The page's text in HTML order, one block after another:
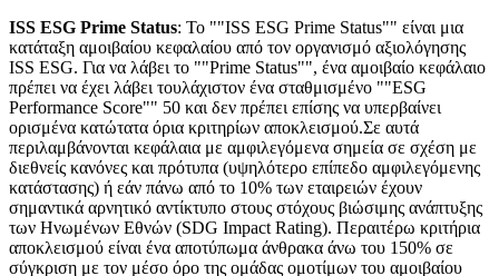
ISS ESG Prime Status: Το ""ISS ESG Prime Status"" είναι μια
κατάταξη αμοιβαίου κεφαλαίου από τον οργανισμό αξιολόγησης
ISS ESG. Για να λάβει το ""Prime Status"", ένα αμοιβαίο κεφάλαιο
πρέπει να έχει λάβει τουλάχιστον ένα σταθμισμένο ""ESG
Performance Score"" 50 και δεν πρέπει επίσης να υπερβαίνει
ορισμένα κατώτατα όρια κριτηρίων αποκλεισμού.Σε αυτά
περιλαμβάνονται κεφάλαια με αμφιλεγόμενα σημεία σε σχέση με
διεθνείς κανόνες και πρότυπα (υψηλότερο επίπεδο αμφιλεγόμενης
κατάστασης) ή εάν πάνω από το 10% των εταιρειών έχουν
σημαντικά αρνητικό αντίκτυπο στους στόχους βιώσιμης ανάπτυξης
των Ηνωμένων Εθνών (SDG Impact Rating). Περαιτέρω κριτήρια
αποκλεισμού είναι ένα αποτύπωμα άνθρακα άνω του 150% σε
σύγκριση με τον μέσο όρο της ομάδας ομοτίμων του αμοιβαίου